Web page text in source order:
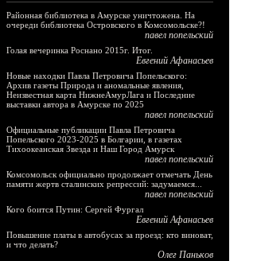
Районная библиотека в Амурске уничтожена. На
очереди библиотека Островского в Комсомольске?!
павел попельский
Голая вечеринка Роснано 2015г. Итог.
Евгений Афанасьев
Новые находки Павла Петровича Попельского:
Архив газеты Природа и аномальные явления,
Неизвестная карта НижнеАмурЛага и Последние
выставки автора в Амурске по 2025
павел попельский
Официальные публикации Павла Петровича
Попельского 2023-2025 в Болгарии, в газетах
Тихоокеанская Звезда и Наш Город Амурск
павел попельский
Комсомольск официально продолжает отмечать День
памяти жертв сталинских репрессий: задумаемся...
павел попельский
Кого боится Путин: Сергей Фургал
Евгений Афанасьев
Повышение платы в автобусах за проезд: кто виноват,
и что делать?
Олег Паньков